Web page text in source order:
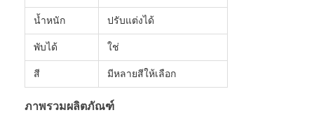
น้ำหนัก ปรับแต่งได้
พับได้ ใช่
สี มีหลายสีให้เลือก
ภาพรวมผลิตภัณฑ์